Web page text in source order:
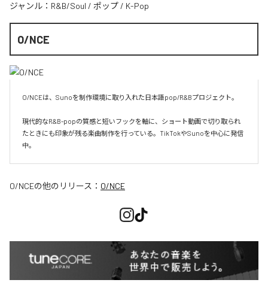
ジャンル： R&B/Soul / ポップ / K-Pop
O/NCE
O/NCEは、Sunoを制作環境に取り入れた日本語pop/R&Bプロジェクト。
現代的なR&B-popの質感と短いフックを軸に、ショート動画で切り取られ
たときにも印象が残る楽曲制作を行っている。TikTokやSunoを中心に発信
O/NCEの他のリリース： O/NCE